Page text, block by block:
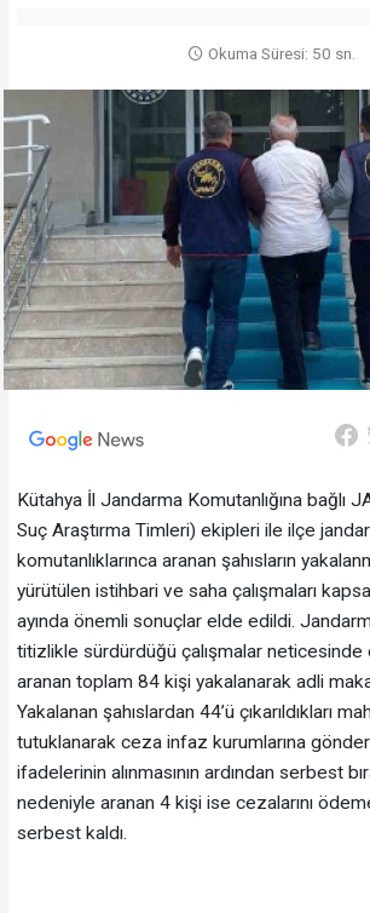
Okuma Süresi: 50 sn.
Kütahya İl Jandarma Komutanlığına bağlı
Suç Araştırma Timleri) ekipleri ile ilçe
komutanlıklarınca aranan şahısların
yürütülen istihbari ve saha çalışmaları
ayında önemli sonuçlar elde edildi.
titizlikle sürdürdüğü çalışmalar neticesinde
aranan toplam 84 kişi yakalanarak adli
Yakalanan şahıslardan 44’ü çıkarıldıkları
tutuklanarak ceza infaz kurumlarına
ifadelerinin alınmasının ardından serbest
nedeniyle aranan 4 kişi ise cezalarını
serbest kaldı.